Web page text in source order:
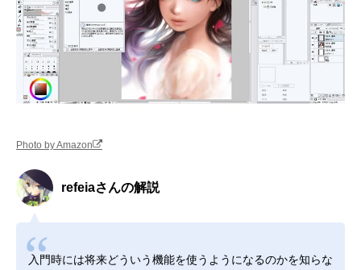
Photo by Amazon
refeiaさんの解説
入門時には将来どういう機能を使うようになるのかを知らな